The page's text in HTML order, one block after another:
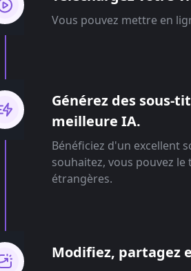
Vous pouvez mettre en
Générez des sous-
meilleure IA.
Bénéficiez d'un excellent
souhaitez, vous pouvez
étrangères.
Modifiez, partagez